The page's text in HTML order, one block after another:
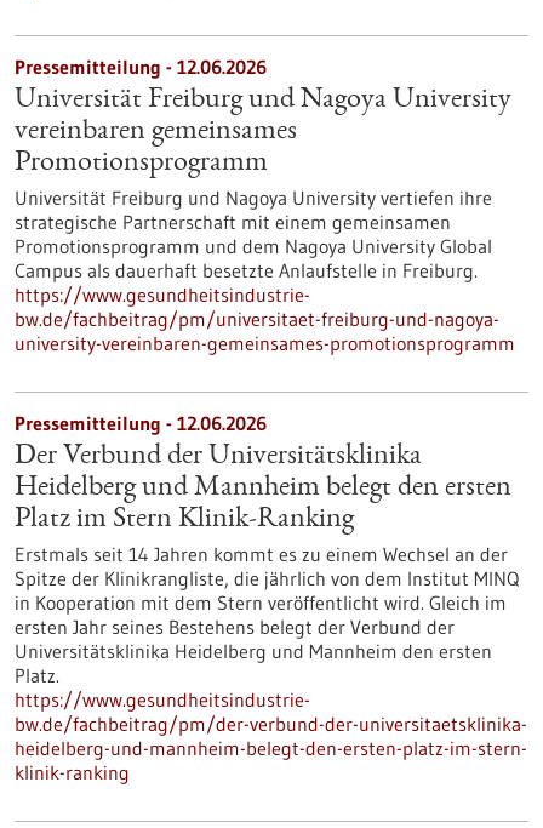
Pressemitteilung - 12.06.2026
Universität Freiburg und Nagoya University
vereinbaren gemeinsames
Promotionsprogramm
Universität Freiburg und Nagoya University vertiefen ihre
strategische Partnerschaft mit einem gemeinsamen
Promotionsprogramm und dem Nagoya University Global
Campus als dauerhaft besetzte Anlaufstelle in Freiburg.
https://www.gesundheitsindustrie-
bw.de/fachbeitrag/pm/universitaet-freiburg-und-nagoya-
university-vereinbaren-gemeinsames-promotionsprogramm
Pressemitteilung - 12.06.2026
Der Verbund der Universitätsklinika
Heidelberg und Mannheim belegt den ersten
Platz im Stern Klinik-Ranking
Erstmals seit 14 Jahren kommt es zu einem Wechsel an der
Spitze der Klinikrangliste, die jährlich von dem Institut MINQ
in Kooperation mit dem Stern veröffentlicht wird. Gleich im
ersten Jahr seines Bestehens belegt der Verbund der
Universitätsklinika Heidelberg und Mannheim den ersten
Platz.
https://www.gesundheitsindustrie-
bw.de/fachbeitrag/pm/der-verbund-der-universitaetsklinika-
heidelberg-und-mannheim-belegt-den-ersten-platz-im-stern-
klinik-ranking